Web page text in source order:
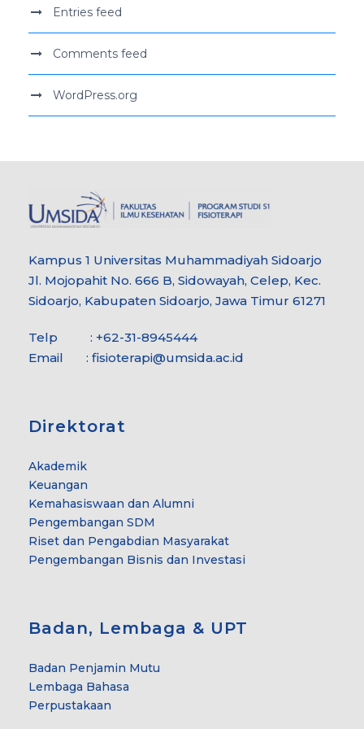
Entries feed
Comments feed
WordPress.org
Kampus 1 Universitas Muhammadiyah Sidoarjo
Jl. Mojopahit No. 666 B, Sidowayah, Celep, Kec.
Sidoarjo, Kabupaten Sidoarjo, Jawa Timur 61271
Telp : +62-31-8945444
Email : fisioterapi@umsida.ac.id
Direktorat
Akademik
Keuangan
Kemahasiswaan dan Alumni
Pengembangan SDM
Riset dan Pengabdian Masyarakat
Pengembangan Bisnis dan Investasi
Badan, Lembaga & UPT
Badan Penjamin Mutu
Lembaga Bahasa
Perpustakaan